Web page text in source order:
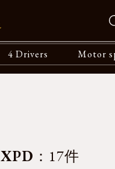
4 Drivers Motor
XPD ：17件